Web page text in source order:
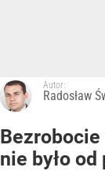
Autor:
Radosław
nie było od